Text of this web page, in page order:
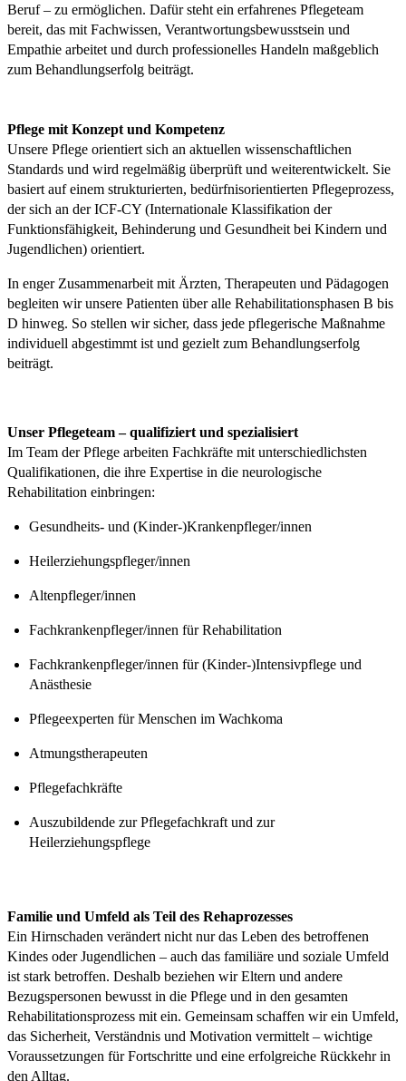
Beruf – zu ermöglichen. Dafür steht ein erfahrenes Pflegeteam
bereit, das mit Fachwissen, Verantwortungsbewusstsein und
Empathie arbeitet und durch professionelles Handeln maßgeblich
zum Behandlungserfolg beiträgt.
Pflege mit Konzept und Kompetenz
Unsere Pflege orientiert sich an aktuellen wissenschaftlichen
Standards und wird regelmäßig überprüft und weiterentwickelt. Sie
basiert auf einem strukturierten, bedürfnisorientierten Pflegeprozess,
der sich an der ICF-CY (Internationale Klassifikation der
Funktionsfähigkeit, Behinderung und Gesundheit bei Kindern und
Jugendlichen) orientiert.
In enger Zusammenarbeit mit Ärzten, Therapeuten und Pädagogen
begleiten wir unsere Patienten über alle Rehabilitationsphasen B bis
D hinweg. So stellen wir sicher, dass jede pflegerische Maßnahme
individuell abgestimmt ist und gezielt zum Behandlungserfolg
beiträgt.
Unser Pflegeteam – qualifiziert und spezialisiert
Im Team der Pflege arbeiten Fachkräfte mit unterschiedlichsten
Qualifikationen, die ihre Expertise in die neurologische
Rehabilitation einbringen:
Gesundheits- und (Kinder-)Krankenpfleger/innen
Heilerziehungspfleger/innen
Altenpfleger/innen
Fachkrankenpfleger/innen für Rehabilitation
Fachkrankenpfleger/innen für (Kinder-)Intensivpflege und
Anästhesie
Pflegeexperten für Menschen im Wachkoma
Atmungstherapeuten
Pflegefachkräfte
Auszubildende zur Pflegefachkraft und zur
Heilerziehungspflege
Familie und Umfeld als Teil des Rehaprozesses
Ein Hirnschaden verändert nicht nur das Leben des betroffenen
Kindes oder Jugendlichen – auch das familiäre und soziale Umfeld
ist stark betroffen. Deshalb beziehen wir Eltern und andere
Bezugspersonen bewusst in die Pflege und in den gesamten
Rehabilitationsprozess mit ein. Gemeinsam schaffen wir ein Umfeld,
das Sicherheit, Verständnis und Motivation vermittelt – wichtige
Voraussetzungen für Fortschritte und eine erfolgreiche Rückkehr in
den Alltag.